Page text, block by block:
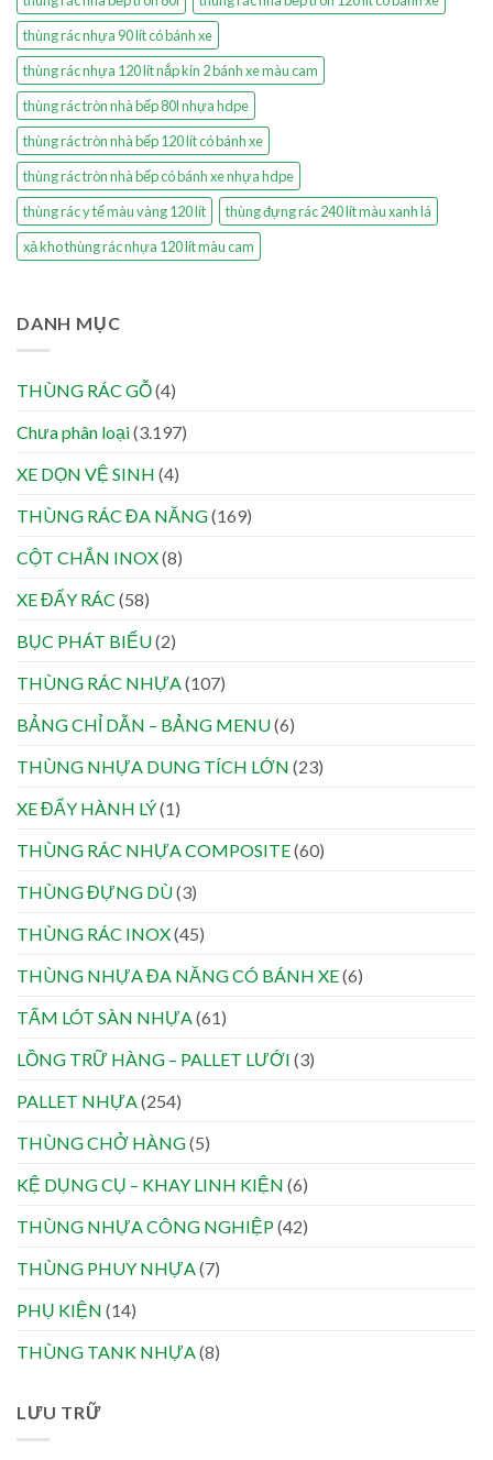
thùng rác nhựa 90 lít có bánh xe
thùng rác nhựa 120 lít nắp kín 2 bánh xe màu cam
thùng rác tròn nhà bếp 80l nhựa hdpe
thùng rác tròn nhà bếp 120 lít có bánh xe
thùng rác tròn nhà bếp có bánh xe nhựa hdpe
thùng rác y tế màu vàng 120 lít
thùng đựng rác 240 lít màu xanh lá
xả kho thùng rác nhựa 120 lít màu cam
DANH MỤC
THÙNG RÁC GỖ(4)
Chưa phân loại(3.197)
XE DỌN VỆ SINH (4)
THÙNG RÁC ĐA NĂNG(169)
CỘT CHẮN INOX(8)
XE ĐẨY RÁC (58)
BỤC PHÁT BIỂU(2)
THÙNG RÁC NHỰA(107)
BẢNG CHỈ DẪN – BẢNG MENU(6)
THÙNG NHỰA DUNG TÍCH LỚN (23)
XE ĐẨY HÀNH LÝ(1)
THÙNG RÁC NHỰA COMPOSITE(60)
THÙNG ĐỰNG DÙ(3)
THÙNG RÁC INOX(45)
THÙNG NHỰA ĐA NĂNG CÓ BÁNH XE(6)
TẤM LÓT SÀN NHỰA(61)
LỒNG TRỮ HÀNG – PALLET LƯỚI (3)
PALLET NHỰA(254)
THÙNG CHỞ HÀNG(5)
KỆ DỤNG CỤ – KHAY LINH KIỆN (6)
THÙNG NHỰA CÔNG NGHIỆP(42)
THÙNG PHUY NHỰA(7)
PHỤ KIỆN (14)
THÙNG TANK NHỰA(8)
LƯU TRỮ